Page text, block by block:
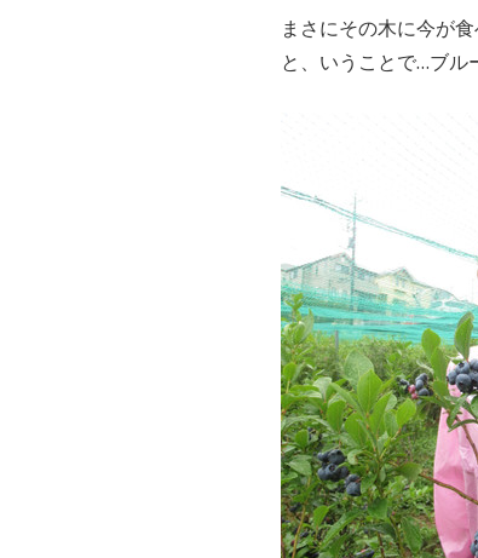
まさにその木に今が
と、いうことで…ブル